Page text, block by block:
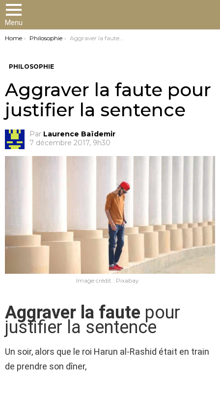
Menu
You are here:
Home Philosophie Aggraver la faute pour justifier la sentence
PHILOSOPHIE
Aggraver la faute pour
justifier la sentence
Par Laurence Baïdemir
7 décembre 2017, 9h30
Image crédit : Pixabay
Aggraver la faute pour
justifier la sentence
Un soir, alors que le roi Harun al-Rashid était en train
de prendre son dîner,